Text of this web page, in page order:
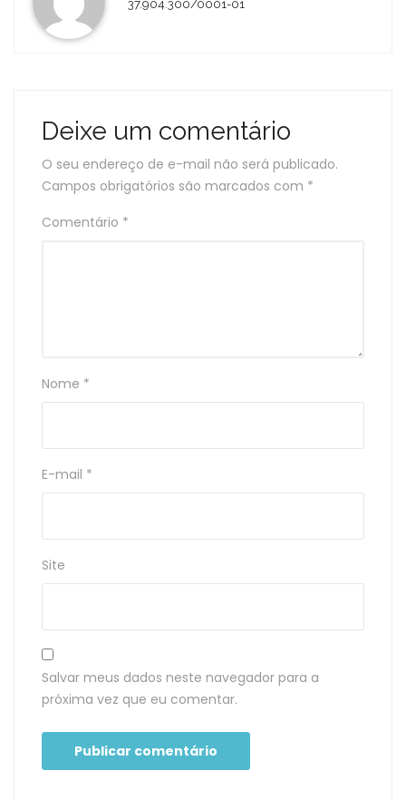
37.904.300/0001-01
Deixe um comentário
O seu endereço de e-mail não será publicado.
Campos obrigatórios são marcados com *
Comentário *
Nome *
E-mail *
Site
Salvar meus dados neste navegador para a
próxima vez que eu comentar.